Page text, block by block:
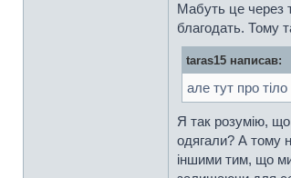
Мабуть це через
благодать. Тому
taras15 написав:
але тут про
Я так розумію,
одягали? А тому
іншими тим, що